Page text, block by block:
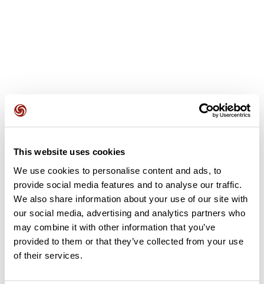
This website uses cookies
We use cookies to personalise content and ads, to
provide social media features and to analyse our traffic.
We also share information about your use of our site with
our social media, advertising and analytics partners who
may combine it with other information that you’ve
provided to them or that they’ve collected from your use
of their services.
Ajouter un avis
Découvrez ce parcours de vélo de 74,1 km à proximité de